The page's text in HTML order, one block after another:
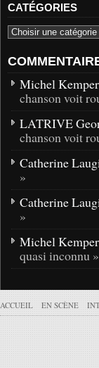
CATÉGORIES
Michel
chanson voit
LATRIVE
chanson voit
Catherine
»
Catherine
»
Michel
quasi inconnu »
ACCUEIL EN SCÈNE